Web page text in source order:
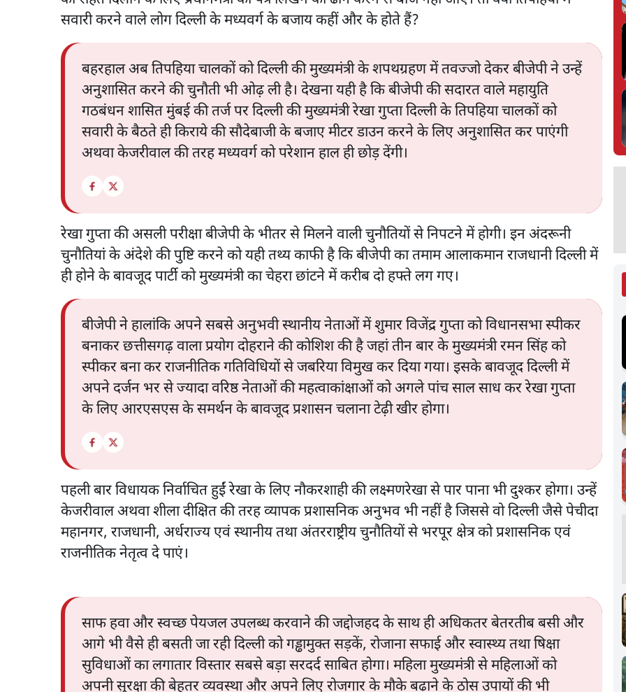
सवारी करने वाले लोग दिल्ली के मध्यवर्ग के बजाय कहीं और के होते हैं?
बहरहाल अब तिपहिया चालकों को दिल्ली की मुख्यमंत्री के शपथग्रहण में तवज्जो देकर बीजेपी ने उन्हें
अनुशासित करने की चुनौती भी ओढ़ ली है। देखना यही है कि बीजेपी की सदारत वाले महायुति
गठबंधन शासित मुंबई की तर्ज पर दिल्ली की मुख्यमंत्री रेखा गुप्ता दिल्ली के तिपहिया चालकों को
सवारी के बैठते ही किराये की सौदेबाजी के बजाए मीटर डाउन करने के लिए अनुशासित कर पाएंगी
अथवा केजरीवाल की तरह मध्यवर्ग को परेशान हाल ही छोड़ देंगी।
रेखा गुप्ता की असली परीक्षा बीजेपी के भीतर से मिलने वाली चुनौतियों से निपटने में होगी। इन अंदरूनी
चुनौतियां के अंदेशे की पुष्टि करने को यही तथ्य काफी है कि बीजेपी का तमाम आलाकमान राजधानी दिल्ली में
ही होने के बावजूद पार्टी को मुख्यमंत्री का चेहरा छांटने में करीब दो हफ्ते लग गए।
बीजेपी ने हालांकि अपने सबसे अनुभवी स्थानीय नेताओं में शुमार विजेंद्र गुप्ता को विधानसभा स्पीकर
बनाकर छत्तीसगढ़ वाला प्रयोग दोहराने की कोशिश की है जहां तीन बार के मुख्यमंत्री रमन सिंह को
स्पीकर बना कर राजनीतिक गतिविधियों से जबरिया विमुख कर दिया गया। इसके बावजूद दिल्ली में
अपने दर्जन भर से ज्यादा वरिष्ठ नेताओं की महत्वाकांक्षाओं को अगले पांच साल साध कर रेखा गुप्ता
के लिए आरएसएस के समर्थन के बावजूद प्रशासन चलाना टेढ़ी खीर होगा।
पहली बार विधायक निर्वाचित हुईं रेखा के लिए नौकरशाही की लक्ष्मणरेखा से पार पाना भी दुश्कर होगा। उन्हें
केजरीवाल अथवा शीला दीक्षित की तरह व्यापक प्रशासनिक अनुभव भी नहीं है जिससे वो दिल्ली जैसे पेचीदा
महानगर, राजधानी, अर्धराज्य एवं स्थानीय तथा अंतरराष्ट्रीय चुनौतियों से भरपूर क्षेत्र को प्रशासनिक एवं
राजनीतिक नेतृत्व दे पाएं।
साफ हवा और स्वच्छ पेयजल उपलब्ध करवाने की जद्दोजहद के साथ ही अधिकतर बेतरतीब बसी और
आगे भी वैसे ही बसती जा रही दिल्ली को गड्ढामुक्त सड़कें, रोजाना सफाई और स्वास्थ्य तथा षिक्षा
सुविधाओं का लगातार विस्तार सबसे बड़ा सरदर्द साबित होगा। महिला मुख्यमंत्री से महिलाओं को
अपनी सुरक्षा की बेहतर व्यवस्था और अपने लिए रोजगार के मौके बढ़ाने के ठोस उपायों की भी